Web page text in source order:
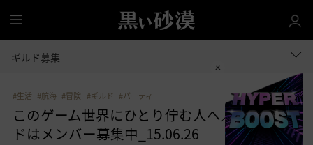
全
体
ギルド募集
#生活 #航海 #冒険 #ギルド #パーティ
このゲーム世界にひとり佇む人へ／CASAギル
ドはメンバー募集中_15.06.26